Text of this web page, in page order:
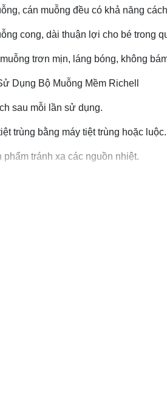
cán muỗng đều có khả năng
cong, dài thuận lợi cho bé trong
trơn mịn, láng bóng, không
Dụng Bộ Muỗng Mềm Richell
sau mỗi lần sử dụng.
trùng bằng máy tiệt trùng hoặc luộc.
phẩm tránh xa các nguồn nhiệt.